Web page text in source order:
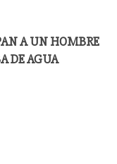
A UN HOMBRE
DE AGUA